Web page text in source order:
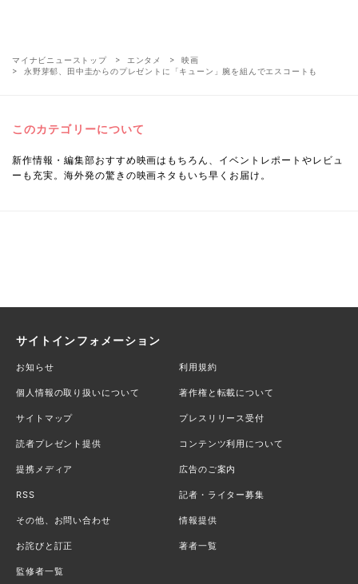
マイナビニューストップ エンタメ
映画
永野芽郁、田中圭からのプレゼントに「キューン」腕を組んでエスコートも
このカテゴリーについて
新作情報・編集部おすすめ映画はもちろん、イベントレポートやレビュ
ーも充実。海外発の驚きの映画ネタもいち早くお届け。
サイトインフォメーション
お知らせ 利用規約
個人情報の取り扱いについて 著作権と転載について
サイトマップ プレスリリース受付
読者プレゼント提供 コンテンツ利用について
提携メディア 広告のご案内
RSS 記者・ライター募集
その他、お問い合わせ 情報提供
お詫びと訂正 著者一覧
監修者一覧